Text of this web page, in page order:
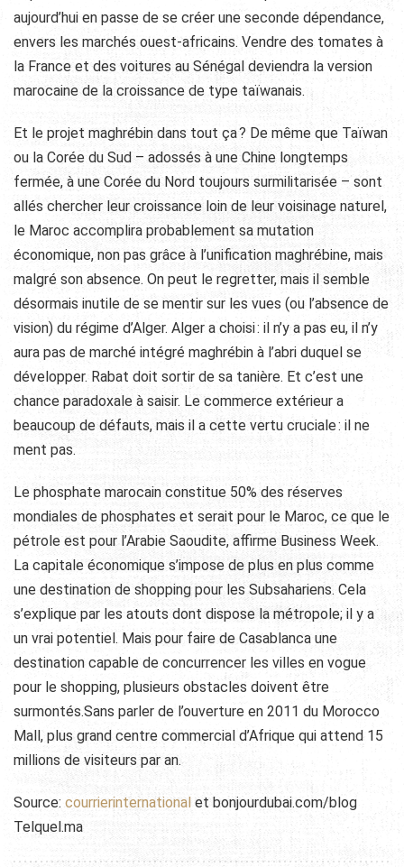
aujourd’hui en passe de se créer une seconde dépendance,
envers les marchés ouest-africains. Vendre des tomates à
la France et des voitures au Sénégal deviendra la version
marocaine de la croissance de type taïwanais.
Et le projet maghrébin dans tout ça ? De même que Taïwan
ou la Corée du Sud – adossés à une Chine longtemps
fermée, à une Corée du Nord toujours surmilitarisée – sont
allés chercher leur croissance loin de leur voisinage naturel,
le Maroc accomplira probablement sa mutation
économique, non pas grâce à l’unification maghrébine, mais
malgré son absence. On peut le regretter, mais il semble
désormais inutile de se mentir sur les vues (ou l’absence de
vision) du régime d’Alger. Alger a choisi : il n’y a pas eu, il n’y
aura pas de marché intégré maghrébin à l’abri duquel se
développer. Rabat doit sortir de sa tanière. Et c’est une
chance paradoxale à saisir. Le commerce extérieur a
beaucoup de défauts, mais il a cette vertu cruciale : il ne
ment pas.
Le phosphate marocain constitue 50% des réserves
mondiales de phosphates et serait pour le Maroc, ce que le
pétrole est pour l’Arabie Saoudite, affirme Business Week.
La capitale économique s’impose de plus en plus comme
une destination de shopping pour les Subsahariens. Cela
s’explique par les atouts dont dispose la métropole; il y a
un vrai potentiel. Mais pour faire de Casablanca une
destination capable de concurrencer les villes en vogue
pour le shopping, plusieurs obstacles doivent être
surmontés.Sans parler de l’ouverture en 2011 du Morocco
Mall, plus grand centre commercial d’Afrique qui attend 15
millions de visiteurs par an.
Source: courrierinternational et bonjourdubai.com/blog
Telquel.ma